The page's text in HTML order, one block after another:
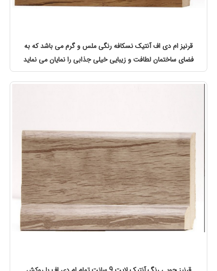
قرنیز ام دی اف آنتیک نسکافه رنگی ملس و گرم می باشد که به
فضای ساختمان لطافت و زیبایی خیلی جذابی را نمایان می نماید